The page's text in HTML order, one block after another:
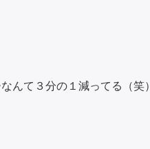
んて３分の１減ってる（笑）